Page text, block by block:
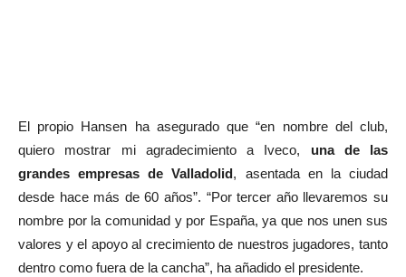
El propio Hansen ha asegurado que “en nombre del club,
quiero mostrar mi agradecimiento a Iveco, una de las
grandes empresas de Valladolid, asentada en la ciudad
desde hace más de 60 años”. “Por tercer año llevaremos su
nombre por la comunidad y por España, ya que nos unen sus
valores y el apoyo al crecimiento de nuestros jugadores, tanto
dentro como fuera de la cancha”, ha añadido el presidente.